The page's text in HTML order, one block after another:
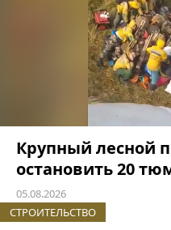
Крупный лесной
остановить 20
05.08.2026
СТРОИТЕЛЬСТВО